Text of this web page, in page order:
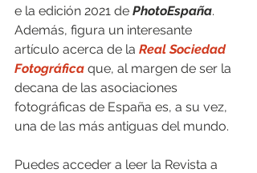
e la edición 2021 de PhotoEspaña.
Además, figura un interesante
artículo acerca de la Real Sociedad
Fotográfica que, al margen de ser la
decana de las asociaciones
fotográficas de España es, a su vez,
una de las más antiguas del mundo.
Puedes acceder a leer la Revista a